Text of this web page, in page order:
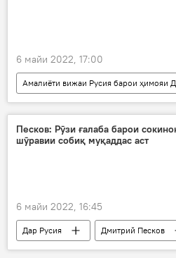
6 майи 2022, 17:00
Дар Русия
ҷанги ҳастаӣ
истифода
Песков: Рӯзи ғалаба барои
шӯравии собиқ муқаддас аст
6 майи 2022, 16:45
Дар Русия
Дмитрий Песков
Рӯзи ғалаба
ИДМ